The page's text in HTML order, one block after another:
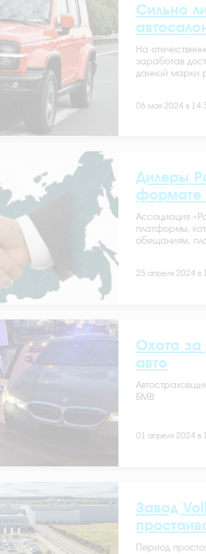
Сильно
На
заработав
данной марки
06 мая 2024 в
Дилеры
формате
Ассоциация
платформы,
обещаниям,
25 апреля 2024 в
Охота за
авто
БМВ
01 апреля 2024 в
Завод
Период